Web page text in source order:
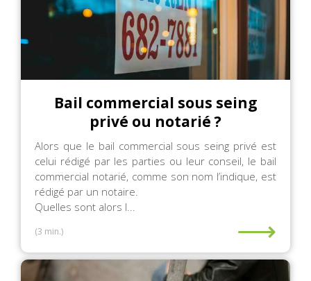
Bail commercial sous seing
privé ou notarié ?
Alors que le bail commercial sous seing privé est
celui rédigé par les parties ou leur conseil, le bail
commercial notarié, comme son nom l’indique, est
rédigé par un notaire.
Quelles sont alors l...
(3 min.) ⟶